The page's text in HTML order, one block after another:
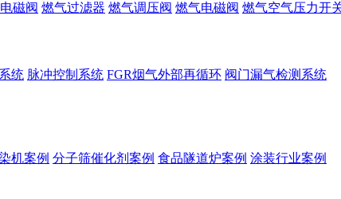
磁阀 燃气过滤器 燃气调压阀 燃气电磁阀 燃气空气压力开
统 脉冲控制系统 FGR烟气外部再循环 阀门漏气检测系统
机案例 分子筛催化剂案例 食品隧道炉案例 涂装行业案例